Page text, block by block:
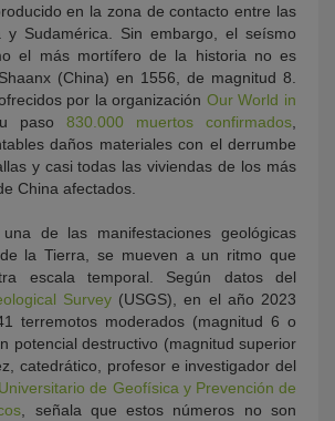
en la zona de contacto entre las
y Sudamérica. Sin embargo, el seísmo
el más mortífero de la historia no es
(China) en 1556, de magnitud 8.
por la organización Our World in
paso 830.000 muertos confirmados,
daños materiales con el derrumbe
y casi todas las viviendas de los más
China afectados.
de las manifestaciones geológicas
la Tierra, se mueven a un ritmo que
escala temporal. Según datos del
Survey(USGS), en el año 2023
terremotos moderados (magnitud 6 o
potencial destructivo (magnitud superior
catedrático, profesor e investigador del
de Geofísica y Prevención de
, señala que estos números no son